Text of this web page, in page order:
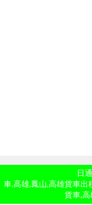
日
車,高雄,鳳山,高雄貨車出
貨車,